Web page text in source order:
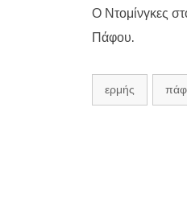
Ο Ντομίνγκες
Πάφου.
ερμής